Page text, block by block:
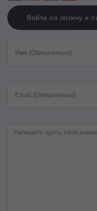
Войти по логину и
Имя (Обязательно)
Email (Обязательно)